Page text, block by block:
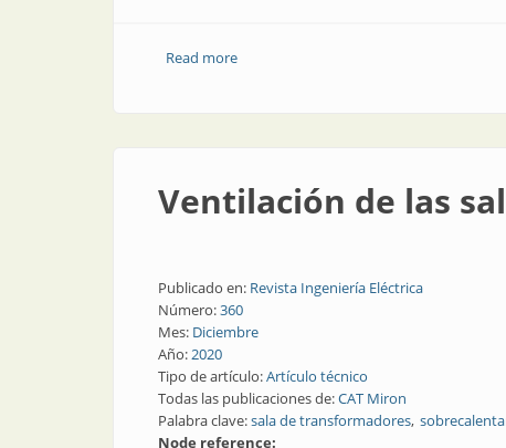
Read moreabout Circuitos auxiliares. Parte 5
Ventilación de las
Publicado en: Revista Ingeniería Eléctrica
Número:360
Mes: Diciembre
Año:2020
Tipo de artículo:Artículo técnico
Todas las publicaciones de:CAT Miron
Palabra clave:sala de transformadores
Node reference: